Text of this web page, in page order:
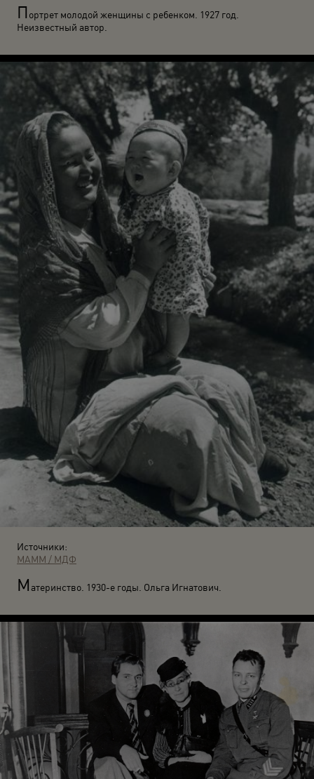
Портрет молодой женщины с ребенком. 1927 год.
Неизвестный автор.
Источники:
МАММ / МДФ
М атеринство. 1930-е годы. Ольга Игнатович.